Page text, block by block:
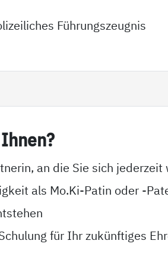
Führungszeugnis
an die Sie sich jederzeit
als Mo.Ki-Patin oder -
für Ihr zukünftiges